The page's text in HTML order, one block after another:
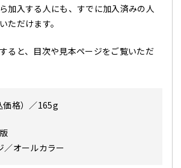
加入する人にも、すでに加入済みの人
ただけます。
ると、目次や見本ページをご覧いただ
価格）／165g
／オールカラー